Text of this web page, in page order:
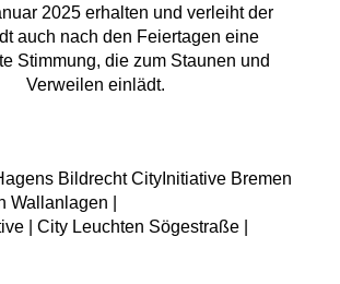
2025 erhalten und verleiht der
auch nach den Feiertagen eine
Stimmung, die zum Staunen und
Verweilen einlädt.